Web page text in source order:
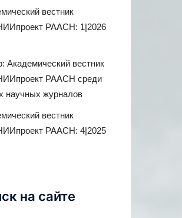
вестник
РААСН: 1|2026
Академический вестник
РААСН среди
научных журналов
вестник
РААСН: 4|2025
на сайте